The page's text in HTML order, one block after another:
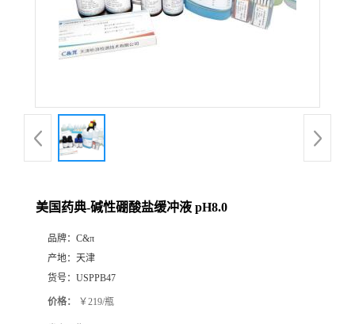
美国药典-碱性硼酸盐缓冲液 pH8.0
品牌： C&π
产地： 天津
货号： USPPB47
价格： ￥219/瓶